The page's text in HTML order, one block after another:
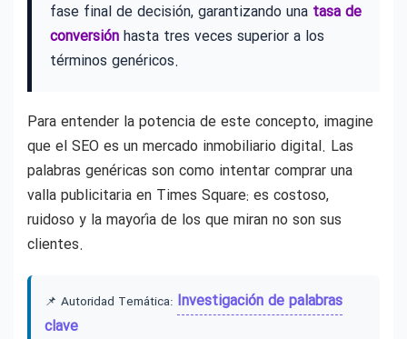
fase final de decisión, garantizando una tasa de
conversión hasta tres veces superior a los
términos genéricos.
Para entender la potencia de este concepto, imagine
que el SEO es un mercado inmobiliario digital. Las
palabras genéricas son como intentar comprar una
valla publicitaria en Times Square: es costoso,
ruidoso y la mayoría de los que miran no son sus
clientes.
📌 Autoridad Temática: Investigación de palabras
clave